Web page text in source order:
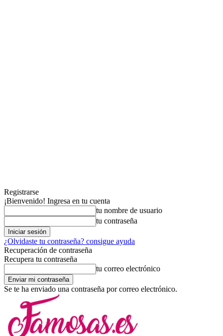
Registrarse
¡Bienvenido! Ingresa en tu cuenta
tu nombre de usuario
tu contraseña
¿Olvidaste tu contraseña? consigue ayuda
Recuperación de contraseña
Recupera tu contraseña
tu correo electrónico
Se te ha enviado una contraseña por correo electrónico.